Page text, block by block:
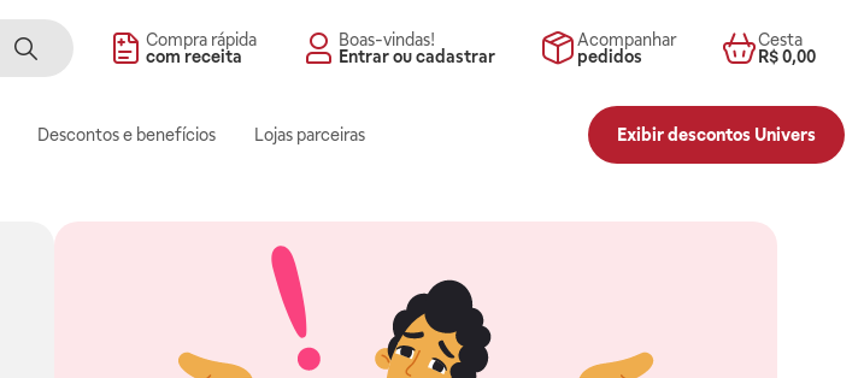
Compra rápida
com receita
Boas-vindas!
Entrar ou cadastrar
Acompanhar
pedidos
Cesta
R$ 0,00
Descontos e benefícios Lojas parceiras Exibir descontos Univers